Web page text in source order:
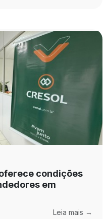
condições
em
Leia mais →